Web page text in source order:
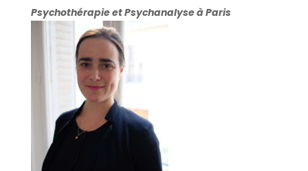
Psychothérapie et Psychanalyse à Paris